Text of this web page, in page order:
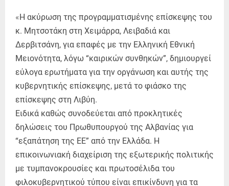
«Η ακύρωση της προγραμματισμένης επίσκεψης του
κ. Μητσοτάκη στη Χειμάρρα, Λειβαδιά και
Δερβιτσάνη, για επαφές με την Ελληνική Εθνική
Μειονότητα, λόγω “καιρικών συνθηκών”, δημιουργεί
εύλογα ερωτήματα για την οργάνωση και αυτής της
κυβερνητικής επίσκεψης, μετά το φιάσκο της
επίσκεψης στη Λιβύη.
Ειδικά καθώς συνοδεύεται από προκλητικές
δηλώσεις του Πρωθυπουργού της Αλβανίας για
“εξαπάτηση της ΕΕ” από την Ελλάδα. Η
επικοινωνιακή διαχείριση της εξωτερικής πολιτικής
με τυμπανοκρουσίες και πρωτοσέλιδα του
φιλοκυβερνητικού τύπου είναι επικίνδυνη για τα